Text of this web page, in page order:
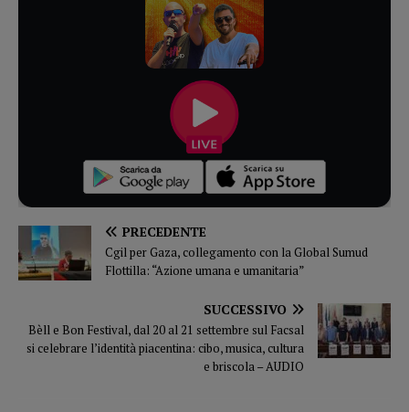
PRECEDENTE
Cgil per Gaza, collegamento con la Global Sumud
Flottilla: “Azione umana e umanitaria”
SUCCESSIVO
Bèll e Bon Festival, dal 20 al 21 settembre sul Facsal
si celebrare l’identità piacentina: cibo, musica, cultura
e briscola – AUDIO